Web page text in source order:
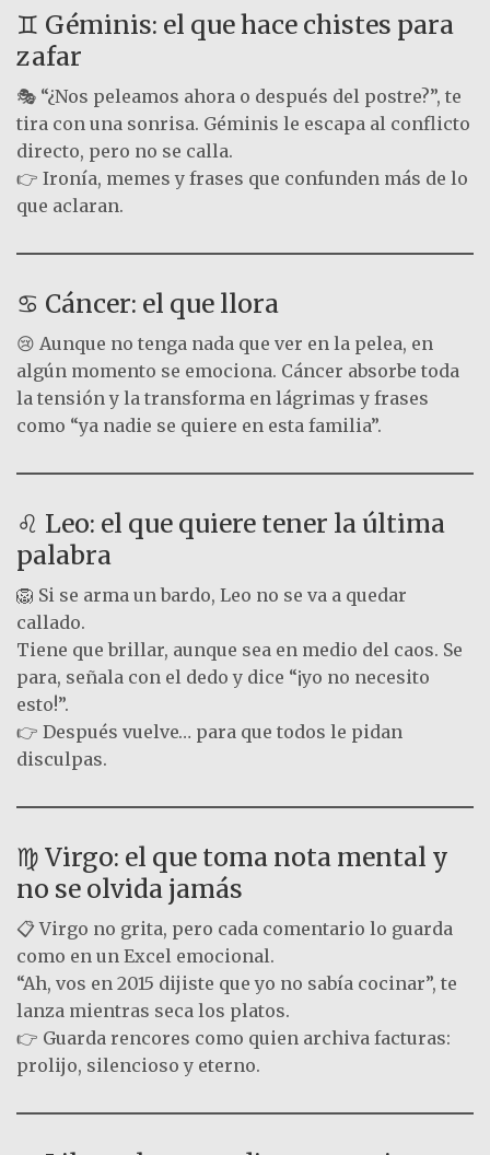
♊ Géminis: el que hace chistes para
zafar
🎭 “¿Nos peleamos ahora o después del postre?”, te
tira con una sonrisa. Géminis le escapa al conflicto
directo, pero no se calla.
👉 Ironía, memes y frases que confunden más de lo
que aclaran.
♋ Cáncer: el que llora
😢 Aunque no tenga nada que ver en la pelea, en
algún momento se emociona. Cáncer absorbe toda
la tensión y la transforma en lágrimas y frases
como “ya nadie se quiere en esta familia”.
♌ Leo: el que quiere tener la última
palabra
🦁 Si se arma un bardo, Leo no se va a quedar
callado.
Tiene que brillar, aunque sea en medio del caos. Se
para, señala con el dedo y dice “¡yo no necesito
esto!”.
👉 Después vuelve… para que todos le pidan
disculpas.
♍ Virgo: el que toma nota mental y
no se olvida jamás
📋 Virgo no grita, pero cada comentario lo guarda
como en un Excel emocional.
“Ah, vos en 2015 dijiste que yo no sabía cocinar”, te
lanza mientras seca los platos.
👉 Guarda rencores como quien archiva facturas:
prolijo, silencioso y eterno.